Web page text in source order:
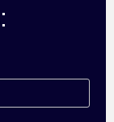
: